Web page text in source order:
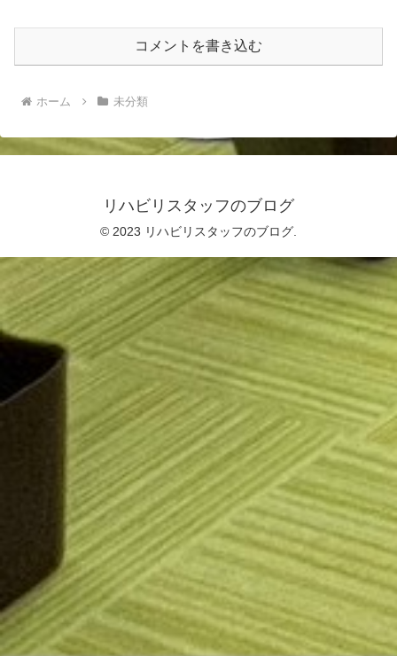
コメントを書き込む
ホーム 未分類
リハビリスタッフのブログ
© 2023 リハビリスタッフのブログ.